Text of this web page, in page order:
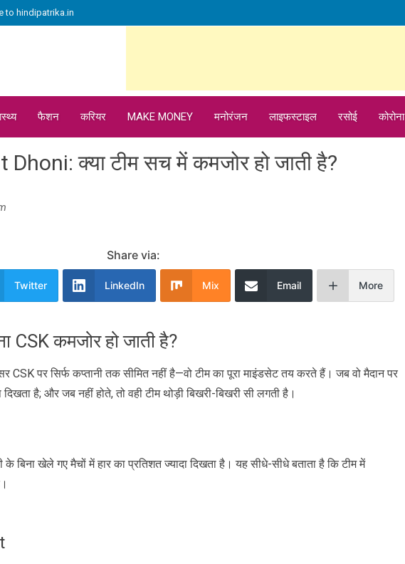
to hindipatrika.in
फैशन करियर MAKE MONEY मनोरंजन लाइफस्टाइल रसोई कोरोना
क्या टीम सच में कमजोर हो जाती है?
Share via:
Twitter LinkedIn Mix Email More
CSK कमजोर हो जाती है?
पर सिर्फ कप्तानी तक सीमित नहीं है—वो टीम का पूरा माइंडसेट तय करते हैं। जब वो मैदान पर
है; और जब नहीं होते, तो वही टीम थोड़ी बिखरी-बिखरी सी लगती है।
बिना खेले गए मैचों में हार का प्रतिशत ज्यादा दिखता है। यह सीधे-सीधे बताता है कि टीम में